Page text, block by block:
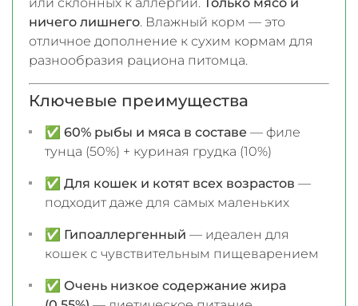
ничего лишнего. Влажный корм — это
отличное дополнение к сухим кормам для
разнообразия рациона питомца.
Ключевые преимущества
✅ 60% рыбы и мяса в составе — филе
тунца (50%) + куриная грудка (10%)
✅ Для кошек и котят всех возрастов —
подходит даже для самых маленьких
✅ Гипоаллергенный — идеален для
кошек с чувствительным пищеварением
✅ Очень низкое содержание жира